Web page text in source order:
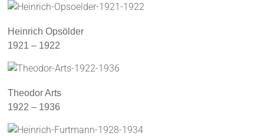
Heinrich Opsölder
1921 – 1922
Theodor Arts
1922 – 1936